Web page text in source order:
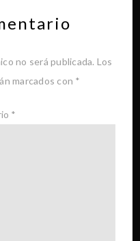
no será publicada. Los
marcados con *
*